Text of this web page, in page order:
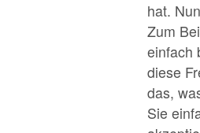
hat.
Zum
einfach
diese
das,
Sie